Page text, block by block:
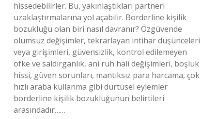
hissedebilirler. Bu, yakınlaştıkları partneri
uzaklaştırmalarına yol açabilir. Borderline kişilik
bozukluğu olan biri nasıl davranır? Özgüvende
olumsuz değişimler, tekrarlayan intihar düşünceleri
veya girişimleri, güvensizlik, kontrol edilemeyen
öfke ve saldırganlık, ani ruh hali değişimleri, boşluk
hissi, güven sorunları, mantıksız para harcama, çok
hızlı araba kullanma gibi dürtüsel eylemler
borderline kişilik bozukluğunun belirtileri
arasındadır……